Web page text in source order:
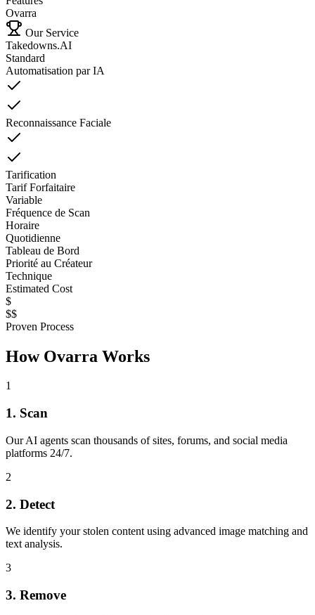
Ovarra
Our Service
Takedowns.AI
Standard
Automatisation par IA
Reconnaissance Faciale
Tarification
Tarif Forfaitaire
Variable
Fréquence de Scan
Horaire
Quotidienne
Tableau de Bord
Priorité au Créateur
Technique
Estimated Cost
$
$$
Proven Process
How Ovarra Works
1
1. Scan
Our AI agents scan thousands of sites, forums, and social media
platforms 24/7.
2
2. Detect
We identify your stolen content using advanced image matching and
text analysis.
3
3. Remove